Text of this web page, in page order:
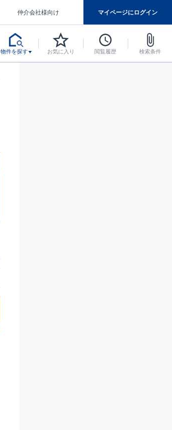
仲介会社様向け マイページにログイン
物件を探す お気に入り 閲覧履歴 検索条件